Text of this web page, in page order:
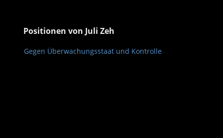
Positionen von Juli Zeh
Gegen Überwachungsstaat und Kontrolle